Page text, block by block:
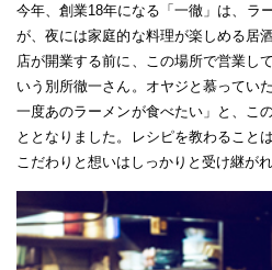
今年、創業18年になる「一徹」は、ラ
が、夜には家庭的な料理が楽しめる居
店が開業する前に、この場所で営業し
いう別所徹一さん。オヤジと慕ってい
一度あのラーメンが食べたい」と、こ
ととなりました。レシピを教わること
こだわりと想いはしっかりと受け継がれ